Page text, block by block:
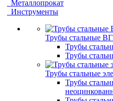
Металлопрокат
Инструменты
Трубы стальные
Трубы
Трубы
Трубы стальные
Трубы